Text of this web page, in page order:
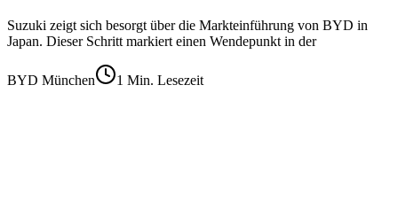
Suzuki zeigt sich besorgt über die Markteinführung von BYD in
Japan. Dieser Schritt markiert einen Wendepunkt in der
BYD München 1 Min. Lesezeit